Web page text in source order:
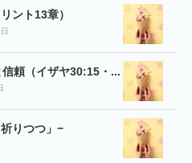
ント13章）
頼（イザヤ30:15・...
りつつ」−